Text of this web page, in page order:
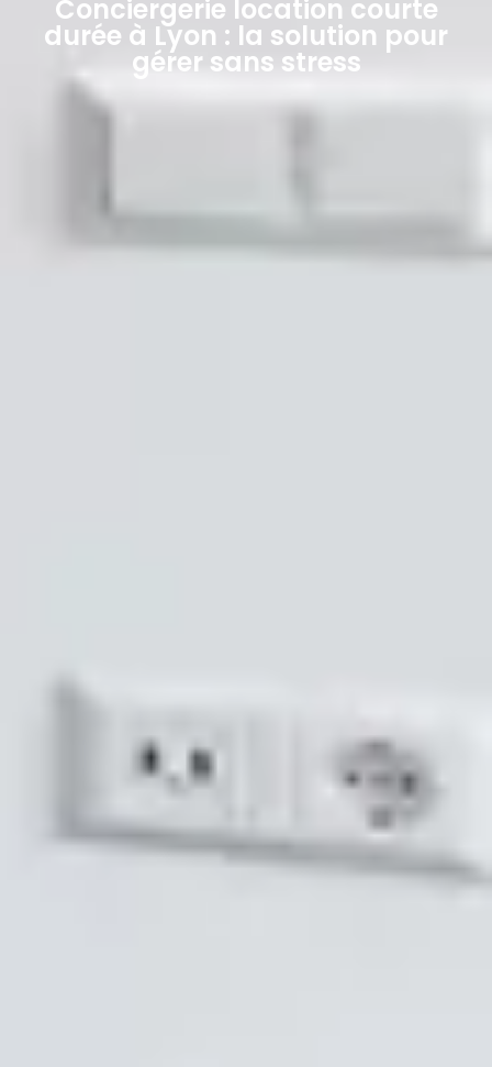
Conciergerie location courte
durée à Lyon : la solution pour
gérer sans stress